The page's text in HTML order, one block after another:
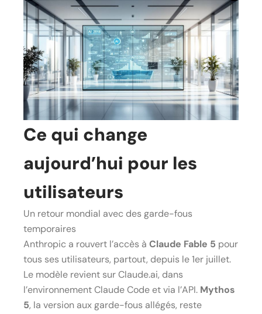
Ce qui change
aujourd’hui pour les
utilisateurs
Un retour mondial avec des garde-fous
temporaires
Anthropic a rouvert l’accès à Claude Fable 5 pour
tous ses utilisateurs, partout, depuis le 1er juillet.
Le modèle revient sur Claude.ai, dans
l’environnement Claude Code et via l’API. Mythos
5, la version aux garde-fous allégés, reste